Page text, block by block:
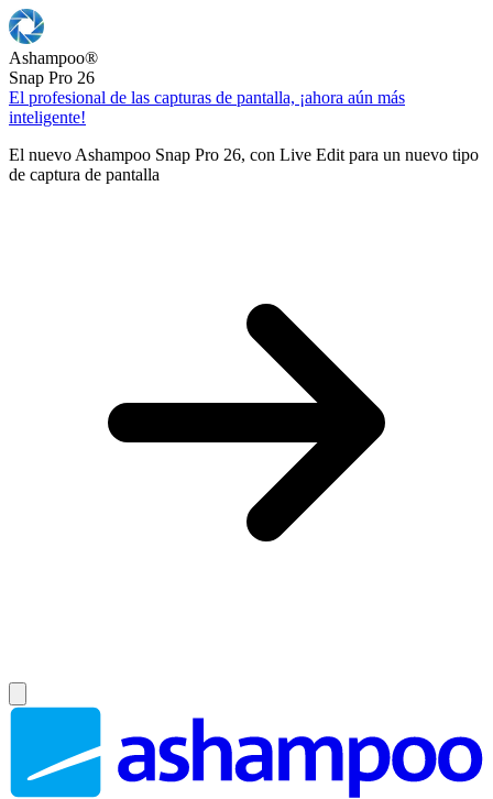
Ashampoo®
Snap Pro 26
El profesional de las capturas de pantalla, ¡ahora aún más
inteligente!
El nuevo Ashampoo Snap Pro 26, con Live Edit para un nuevo tipo
de captura de pantalla